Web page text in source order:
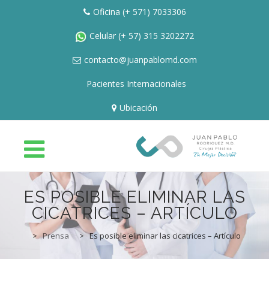
Oficina (+ 571) 7033306
Celular (+ 57) 315 3202272
contacto@juanpablomd.com
Pacientes Internacionales
Ubicación
content
HOME
ES POSIBLE ELIMINAR LAS
CICATRICES – ARTÍCULO
> Prensa > Es posible eliminar las cicatrices – Artículo